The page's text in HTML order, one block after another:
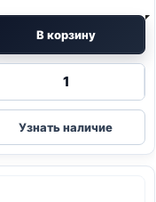
В корзину
Количество
Pro
Plan
сух.
Узнать наличие